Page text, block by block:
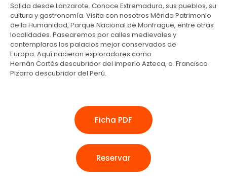
Salida desde Lanzarote. Conoce Extremadura, sus pueblos, su
cultura y gastronomía. Visita con nosotros Mérida Patrimonio
de la Humanidad, Parque Nacional de Monfrague, entre otras
localidades. Pasearemos por calles medievales y
contemplaras los palacios mejor conservados de
Europa. Aquí nacieron exploradores como
Hernán Cortés descubridor del imperio Azteca, o Francisco
Pizarro descubridor del Perú.
Ficha PDF
Reservar